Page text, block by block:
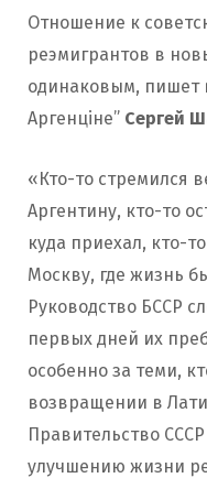
Отношение к
реэмигрантов в
одинаковым, пишет
Аргенціне” Сергей
«Кто-то стремился
Аргентину, кто-то
куда приехал, кто-
Москву, где жизнь
Руководство БССР
первых дней их
особенно за теми,
возвращении в
Правительство
улучшению жизни